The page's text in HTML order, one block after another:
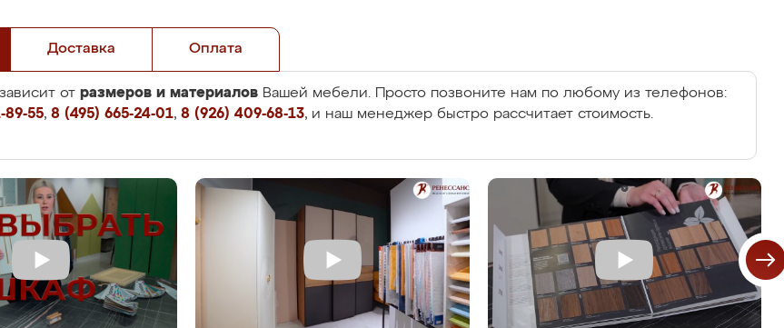
Доставка Оплата
от размеров и материалов Вашей мебели. Просто позвоните нам по любому из телефонов:
89-55, 8 (495) 665-24-01, 8 (926) 409-68-13, и наш менеджер быстро рассчитает стоимость.